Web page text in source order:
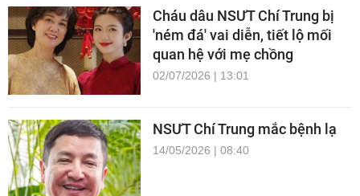
Cháu dâu NSƯT Chí Trung bị
'ném đá' vai diễn, tiết lộ mối
quan hệ với mẹ chồng
02/07/2026 | 13:01
NSƯT Chí Trung mắc bệnh lạ
14/05/2026 | 08:40